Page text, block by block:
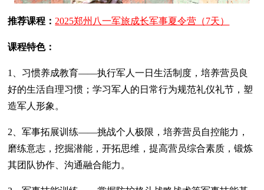
推荐课程： 2025郑州八一军旅成长军事夏令营（7天）
课程特色：
1、习惯养成教育——执行军人一日生活制度，培养营员良
好的生活自理习惯；学习军人的日常行为规范礼仪礼节，塑
造军人形象。
2、军事拓展训练——挑战个人极限，培养营员自控能力，
磨练意志，挖掘潜能，开拓思维，提高营员综合素质，锻炼
其团队协作、沟通融合能力。